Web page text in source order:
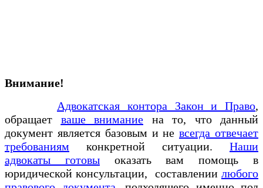
Внимание!
Адвокатская контора Закон и Право,
обращает ваше внимание на то, что данный
документ является базовым и невсегда отвечает
требованиям конкретной ситуации. Наши
адвокаты готовыоказать вам помощь в
юридической консультации, составлении любого